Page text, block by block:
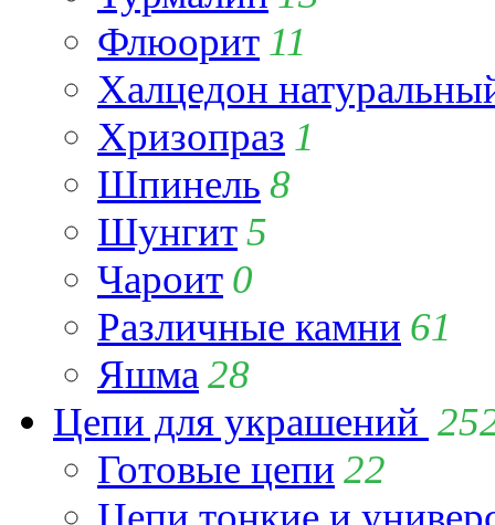
Флюорит 11
Халцедон
Хризопраз 1
Шпинель 8
Шунгит5
Чароит 0
Различные камни 61
Яшма 28
Цепи для украшений
Готовые цепи 22